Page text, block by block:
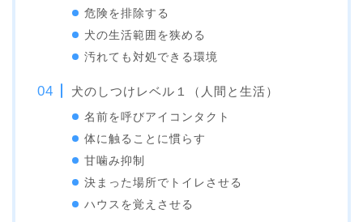
危険を排除する
犬の生活範囲を狭める
汚れても対処できる環境
犬のしつけレベル１（人間と生活）
名前を呼びアイコンタクト
体に触ることに慣らす
甘噛み抑制
決まった場所でトイレさせる
ハウスを覚えさせる